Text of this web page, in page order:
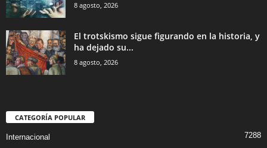
8 agosto, 2026
El trotskismo sigue figurando en la historia, y
ha dejado su...
8 agosto, 2026
CATEGORÍA POPULAR
Internacional 7288